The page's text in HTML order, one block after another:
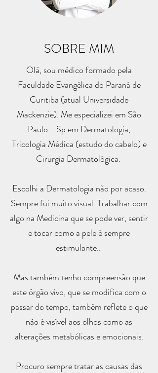
SOBRE MIM
Olá, sou médico formado pela
Faculdade Evangélica do Paraná de
Curitiba (atual Universidade
Mackenzie). Me especializei em São
Paulo - Sp em Dermatologia,
Tricologia Médica (estudo do cabelo) e
Cirurgia Dermatológica.
Escolhi a Dermatologia não por acaso.
Sempre fui muito visual. Trabalhar com
algo na Medicina que se pode ver, sentir
e tocar como a pele é sempre
estimulante..
Mas também tenho compreensão que
este órgão vivo, que se modifica com o
passar do tempo, também reflete o que
não é visível aos olhos como as
alterações metabólicas e emocionais.
Procuro sempre tratar as causas das